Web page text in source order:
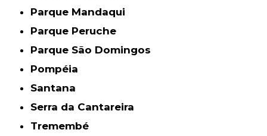
Parque Mandaqui
Parque Peruche
Parque São Domingos
Pompéia
Santana
Serra da Cantareira
Tremembé